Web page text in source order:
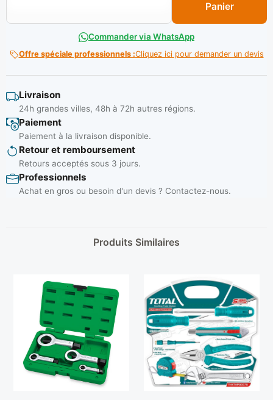
Panier
Commander via WhatsApp
Offre spéciale professionnels :Cliquez ici pour demander un devis
Livraison
24h grandes villes, 48h à 72h autres régions.
Paiement
Paiement à la livraison disponible.
Retour et remboursement
Retours acceptés sous 3 jours.
Professionnels
Achat en gros ou besoin d'un devis ? Contactez-nous.
Produits Similaires